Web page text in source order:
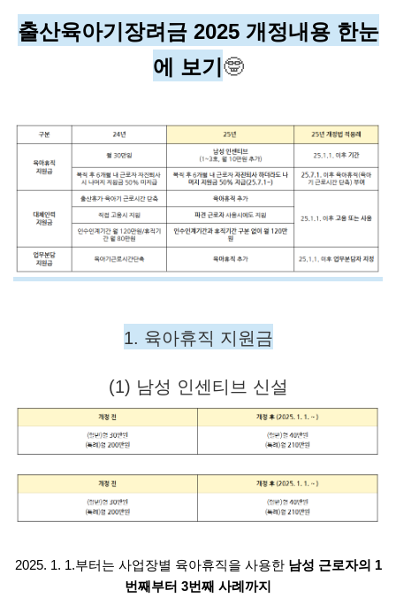
출산육아기장려금 2025 개정내용 한눈
에 보기 🤓
1. 육아휴직 지원금
(1) 남성 인센티브 신설
2025. 1. 1.부터는 사업장별 육아휴직을 사용한 남성 근로자의 1
번째부터 3번째 사례까지